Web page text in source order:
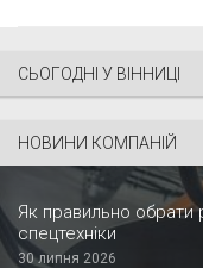
СЬОГОДНІ У ВІННИЦІ
НОВИНИ КОМПАНІЙ
Як правильно обрати
спецтехніки
30 липня 2026